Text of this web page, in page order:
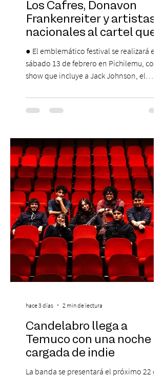
Los Cafres, Donavon
Frankenreiter y artistas
nacionales al cartel que
encabeza Jack Johnson
● El emblemático festival se realizará el
sábado 13 de febrero en Pichilemu, con un
show que incluye a Jack Johnson, el
El lunes 10 de agosto comienza la
Preventa Exclusiva Santander con 30%
stock). Posterior a esta preventa exclusiva
se da inicio a la segunda etapa con una
preventa con 20% descuento para los
clientes del mismo banco y 20% para las
personas que se pre inscribieron y el miérc
Candelabro llega a
Temuco con una noche
cargada de indie
La banda se presentará el próximo 22 de
hace 3 días 2 min de lectura